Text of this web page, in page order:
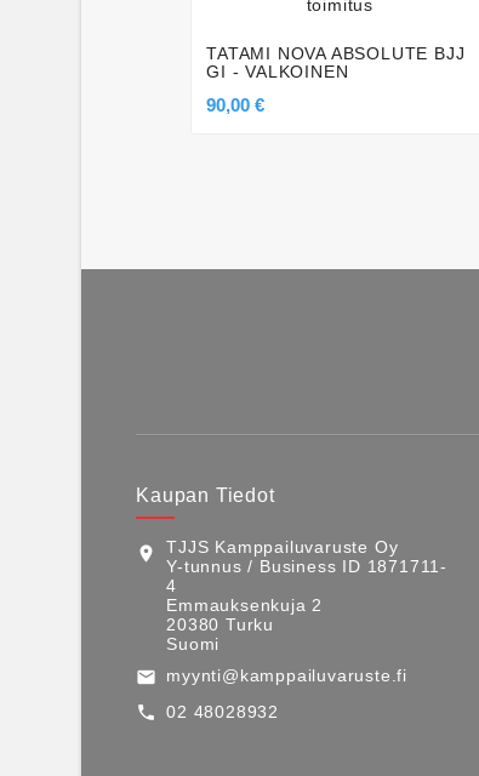
TATAMI NOVA ABSOLUTE BJJ
GI - VALKOINEN
90,00 €
Kaupan Tiedot
location_on
TJJS Kamppailuvaruste Oy
Y-tunnus / Business ID 1871711-
4
Emmauksenkuja 2
20380 Turku
Suomi
email myynti@kamppailuvaruste.fi
call 02 48028932